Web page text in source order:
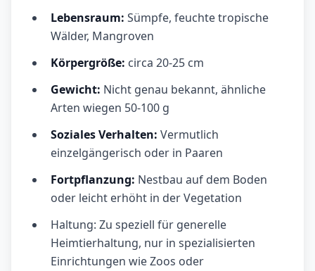
Lebensraum: Sümpfe, feuchte tropische
Wälder, Mangroven
Körpergröße: circa 20-25 cm
Gewicht: Nicht genau bekannt, ähnliche
Arten wiegen 50-100 g
Soziales Verhalten: Vermutlich
einzelgängerisch oder in Paaren
Fortpflanzung: Nestbau auf dem Boden
oder leicht erhöht in der Vegetation
Haltung: Zu speziell für generelle
Heimtierhaltung, nur in spezialisierten
Einrichtungen wie Zoos oder